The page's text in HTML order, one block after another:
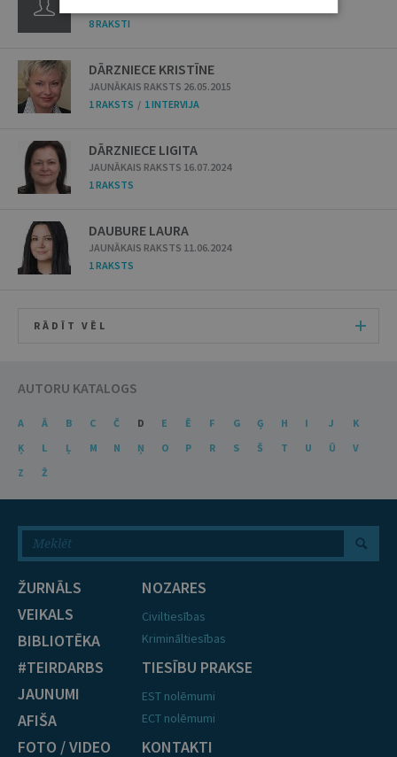
8 RAKSTI
DĀRZNIECE KRISTĪNE
JAUNĀKAIS RAKSTS 26.05.2015
1 RAKSTS / 1 INTERVIJA
DĀRZNIECE LIGITA
JAUNĀKAIS RAKSTS 16.07.2024
1 RAKSTS
DAUBURE LAURA
JAUNĀKAIS RAKSTS 11.06.2024
1 RAKSTS
RĀDĪT VĒL
AUTORU KATALOGS
A Ā B C Č D E Ē F G Ģ H I J
K
Ķ
L Ļ M N Ņ O P R S Š T U Ū
V
Z
Ž
ŽURNĀLS
VEIKALS
BIBLIOTĒKA
#TEIRDARBS
JAUNUMI
AFIŠA
FOTO / VIDEO
NOZARES
Civiltiesības
Krimināltiesības
TIESĪBU PRAKSE
EST nolēmumi
ECT nolēmumi
KONTAKTI